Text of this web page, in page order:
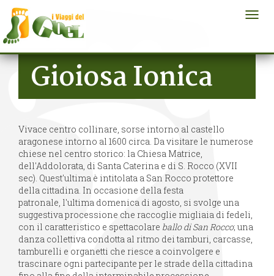
Salta al contenuto principale
Gioiosa Ionica
Vivace centro collinare, sorse intorno al castello
aragonese intorno al 1600 circa. Da visitare le numerose
chiese nel centro storico: la Chiesa Matrice,
dell'Addolorata, di Santa Caterina e di S. Rocco (XVII
sec). Quest'ultima è intitolata a San Rocco protettore
della cittadina. In occasione della festa
patronale, l'ultima domenica di agosto, si svolge una
suggestiva processione che raccoglie migliaia di fedeli,
con il caratteristico e spettacolare ballo di San Rocco; una
danza collettiva condotta al ritmo dei tamburi, carcasse,
tamburelli e organetti che riesce a coinvolgere e
trascinare ogni partecipante per le strade della cittadina